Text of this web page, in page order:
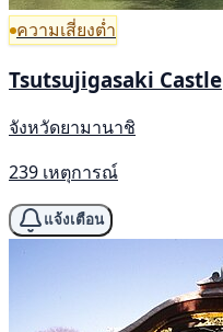
ความเสี่ยงต่ำ
Tsutsujigasaki Castle
จังหวัดยามานาชิ
239 เหตุการณ์
แจ้งเตือน